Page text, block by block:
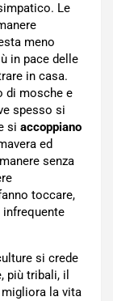
Le
meno
in pace delle
in casa.
di mosche e
spesso si
si accoppiano
ed
senza
toccare,
infrequente
si crede
più tribali, il
la vita